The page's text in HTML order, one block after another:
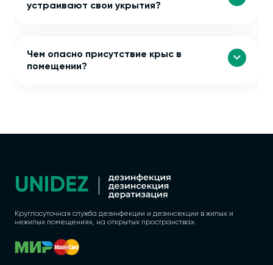
устраивают свои укрытия?
Чем опасно присутствие крыс в
помещении?
Круглосуточная служба дезинфекции и дезинсекции в жилых и
нежилых помещениях, на открытых пространствах.